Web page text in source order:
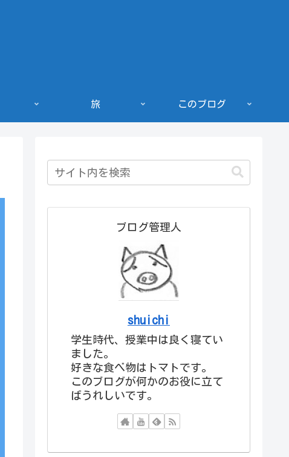
旅 このブログ
ブログ管理人
shuichi
学生時代、授業中は良く寝てい
ました。
好きな食べ物はトマトです。
このブログが何かのお役に立て
ばうれしいです。